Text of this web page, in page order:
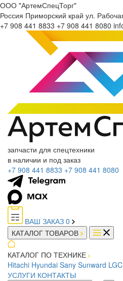
ООО "АртемСпецТорг"
Россия Приморский край ул.
+7 908 441 8833 +7 908 441 8080
запчасти для спецтехники
в наличии и под заказ
+7 908 441 8833 +7 908 441 8080
ВАШ ЗАКАЗ 0
КАТАЛОГ ТОВАРОВ
КАТАЛОГ ПО ТЕХНИКЕ
Hitachi Hyundai Sany Sunward
УСЛУГИ КОНТАКТЫ